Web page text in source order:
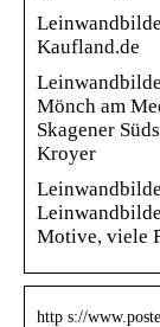
Kaufland.de
Mönch am
Skagener
Kroyer
Motive, viele
http s://